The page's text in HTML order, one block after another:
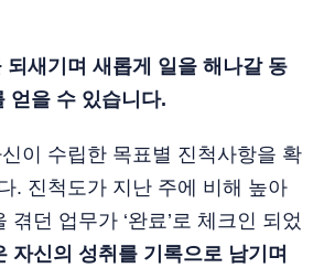
새기며 새롭게 일을 해나갈 동
을 수 있습니다.
이 수립한 목표별 진척사항을 확
. 진척도가 지난 주에 비해 높아
겪던 업무가 ‘완료’로 체크인 되었
자신의 성취를 기록으로 남기며